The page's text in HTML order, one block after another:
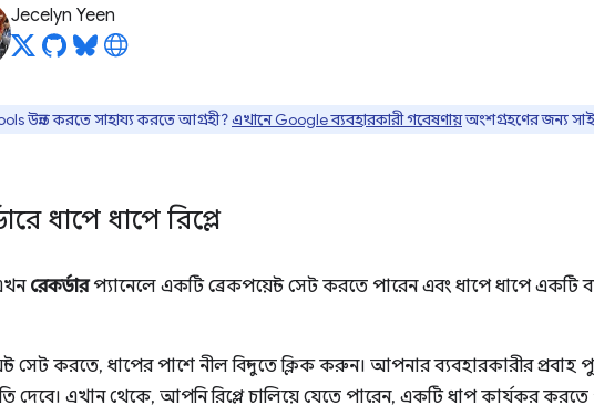
Jecelyn Yeen
উন্নত করতে সাহায্য করতে আগ্রহী?এখানে Google ব্যবহারকারী গবেষণায়অংশগ্রহণের জন্য
ধাপে ধাপে রিপ্লে
রেকর্ডারপ্যানেলে একটি ব্রেকপয়েন্ট সেট করতে পারেন এবং ধাপে ধাপে একটি
সেট করতে, ধাপের পাশে নীল বিন্দুতে ক্লিক করুন। আপনার ব্যবহারকারীর
দেবে। এখান থেকে, আপনি রিপ্লে চালিয়ে যেতে পারেন, একটি ধাপ কার্যকর